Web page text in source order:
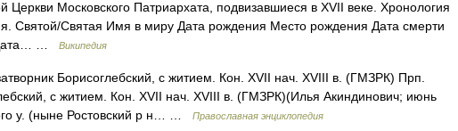
Церкви Московского Патриархата, подвизавшиеся в XVII веке. Хронология
Святой/Святая Имя в миру Дата рождения Место рождения Дата смерти
…
Википедия
Борисоглебский, с житием. Кон. XVII нач. XVIII в. (ГМЗРК) Прп.
с житием. Кон. XVII нач. XVIII в. (ГМЗРК)(Илья Акиндинович; июнь
у. (ныне Ростовский р н… …
Православная энциклопедия